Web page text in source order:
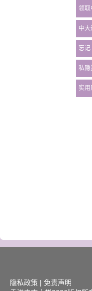
领取
中大
忘记
私隐
实用
隐私政策 | 免责声明